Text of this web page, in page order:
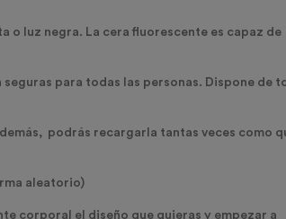
o luz negra. La cera fluorescente es capaz de
para todas las personas. Dispone de
podrás recargarla tantas veces como
aleatorio)
corporal el diseño que quieras y empezar a